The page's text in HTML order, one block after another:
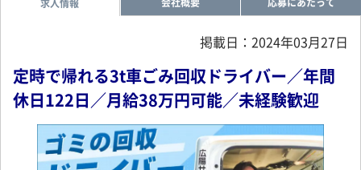
求人情報
掲載日：2024年03月27日
定時で帰れる3t車ごみ回収ドライバー／年間
休日122日／月給38万円可能／未経験歓迎